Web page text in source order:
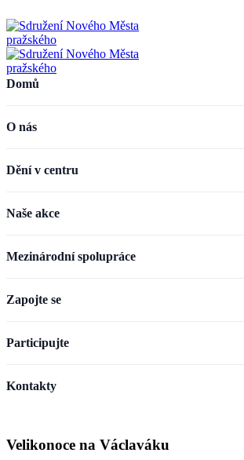
Domů
O nás
Dění v centru
Naše akce
Mezinárodní spolupráce
Zapojte se
Participujte
Kontakty
Velikonoce na Václaváku